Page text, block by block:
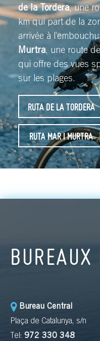
de la Tordera, une
km qui part de la
arrivée à
Murtra, une route
qui offre des vues
sur les plages.
RUTA DE LA TORDERA
RUTA MAR I MURTRA
BUREAUX
Bureau Central
Plaça de Catalunya, s/n
Tel: 972 330 348